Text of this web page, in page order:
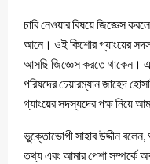
চাবি নেওয়ার বিষয়ে জিজ্ঞেস
আনে। ওই কিশোর গ্যাংয়ের
আসছি জিজ্ঞেস করতে থাকেন।
পরিষদের চেয়ারম্যান জাহেদ
গ্যাংয়ের সদস্যদের পক্ষ নিয়ে
ভুক্তোভোগী সাহাব উদ্দীন বলেন,
তথ্য এবং আমার পেশা সম্পর্কে